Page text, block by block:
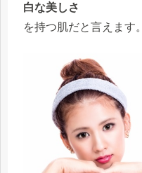
白な美しさ
を持つ肌だと言えます。